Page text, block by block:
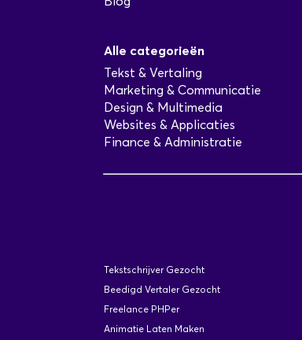
Alle categorieën
Tekst & Vertaling
Marketing & Communicatie
Design & Multimedia
Websites & Applicaties
Finance & Administratie
Tekstschrijver Gezocht
Beedigd Vertaler Gezocht
Freelance PHPer
Animatie Laten Maken